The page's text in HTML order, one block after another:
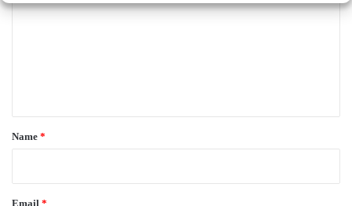
m
*
Name *
Email *